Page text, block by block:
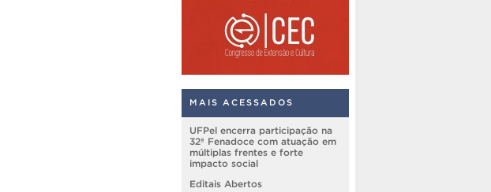
MAIS ACESSADOS
UFPel encerra participação na
32ª Fenadoce com atuação em
múltiplas frentes e forte
impacto social
Editais Abertos